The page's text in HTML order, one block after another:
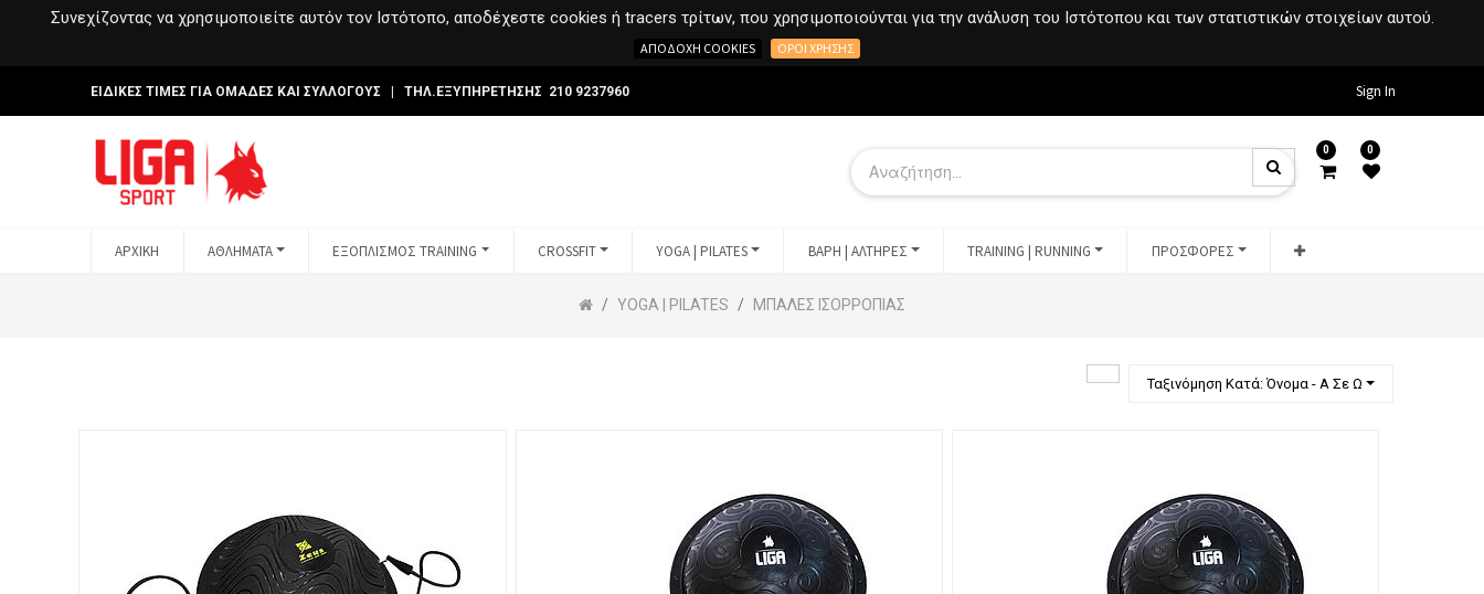
Συνεχίζοντας να χρησιμοποιείτε αυτόν τον Ιστότοπο, αποδέχεστε cookies ή tracers τρίτων, που χρησιμοποιούνται για την ανάλυση του Ιστότοπου και των στατιστικών στοιχείων αυτού.
ΑΠΟΔΟΧΉ COOKIES ΌΡΟΙ ΧΡΉΣΗΣ
ΕΙΔΙΚΕΣ ΤΙΜΕΣ ΓΙΑ ΟΜΑΔΕΣ ΚΑΙ ΣΥΛΛΟΓΟΥΣ | ΤΗΛ.ΕΞΥΠΗΡΕΤΗΣΗΣ 210 9237960 Sign In
0 0
ΑΡΧΙΚΗ ΑΘΛΗΜΑΤΑ ΕΞΟΠΛΙΣΜΟΣ TRAINING CROSSFIT YOGA | PILATES ΒΑΡΗ | ΑΛΤΗΡΕΣ TRAINING | RUNNING ΠΡΟΣΦΟΡΕΣ
YOGA | PILATES ΜΠΑΛΕΣ ΙΣΟΡΡΟΠΙΑΣ
Ταξινόμηση Κατά: Όνομα - Α Σε Ω